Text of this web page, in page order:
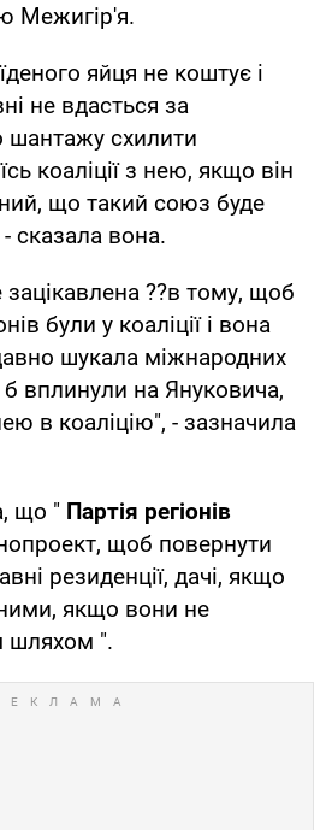
Межигір'я.
яйця не коштує і
не вдасться за
схилити
коаліції з нею, якщо він
що такий союз буде
сказала вона.
??в тому, щоб
були у коаліції і вона
шукала міжнародних
б вплинули на Януковича,
в коаліцію", - зазначила
що " Партія регіонів
щоб повернути
резиденції, дачі, якщо
якщо вони не
шляхом ".